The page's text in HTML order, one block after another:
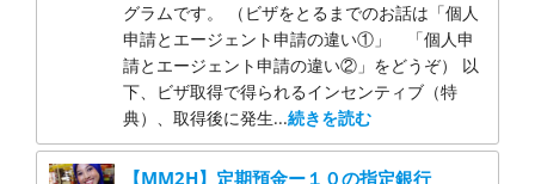
グラムです。 （ビザをとるまでのお話は「個人
申請とエージェント申請の違い①」 「個人申
請とエージェント申請の違い②」をどうぞ） 以
下、ビザ取得で得られるインセンティブ（特
典）、取得後に発生...続きを読む
【MM2H】定期預金ー１０の指定銀行